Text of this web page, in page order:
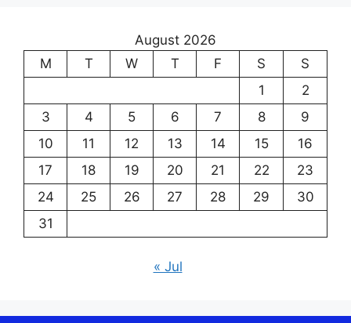
August 2026
M
T W T F S
S
1
2
3
4 5 6 7 8
9
10
11 12 13 14 15
16
17
18 19 20 21 22
23
24
25 26 27 28 29
30
31
« Jul